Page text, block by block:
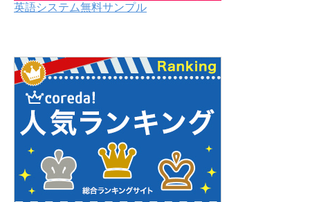
英語システム無料サンプル